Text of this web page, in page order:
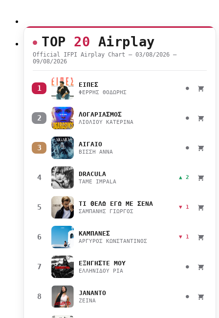
TOP 20 Airplay
Official IFPI Airplay Chart — 03/08/2026 –
09/08/2026
1 ΕΙΠΕΣ
ΦΕΡΡΗΣ ΘΟΔΩΡΗΣ
●
2 ΛΟΓΑΡΙΑΣΜΟΣ
ΛΙΟΛΙΟΥ ΚΑΤΕΡΙΝΑ
●
3 ΑΙΓΑΙΟ
ΒΙΣΣΗ ΑΝΝΑ
●
4 DRACULA
TAME IMPALA
▲ 2
5 ΤΙ ΘΕΛΩ ΕΓΩ ΜΕ ΣΕΝΑ
ΣΑΜΠΑΝΗΣ ΓΙΩΡΓΟΣ
▼ 1
6 ΚΑΜΠΑΝΕΣ
ΑΡΓΥΡΟΣ ΚΩΝΣΤΑΝΤΙΝΟΣ
▼ 1
7 ΕΞΗΓΗΣΤΕ ΜΟΥ
ΕΛΛΗΝΙΔΟΥ ΡΙΑ
●
8 JANANTO
ZEINA
●